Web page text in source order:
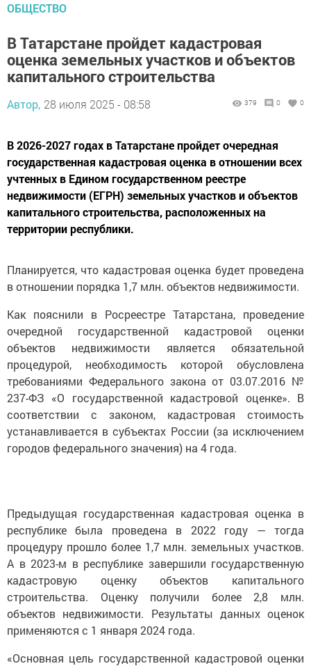
ОБЩЕСТВО
В Татарстане пройдет кадастровая
оценка земельных участков и объектов
капитального строительства
Автор, 28 июля 2025 - 08:58 379 0 0
В 2026-2027 годах в Татарстане пройдет очередная
государственная кадастровая оценка в отношении всех
учтенных в Едином государственном реестре
недвижимости (ЕГРН) земельных участков и объектов
капитального строительства, расположенных на
территории республики.
Планируется, что кадастровая оценка будет проведена
в отношении порядка 1,7 млн. объектов недвижимости.
Как пояснили в Росреестре Татарстана, проведение
очередной государственной кадастровой оценки
объектов недвижимости является обязательной
процедурой, необходимость которой обусловлена
требованиями Федерального закона от 03.07.2016 №
237-ФЗ «О государственной кадастровой оценке». В
соответствии с законом, кадастровая стоимость
устанавливается в субъектах России (за исключением
городов федерального значения) на 4 года.
Предыдущая государственная кадастровая оценка в
республике была проведена в 2022 году — тогда
процедуру прошло более 1,7 млн. земельных участков.
А в 2023-м в республике завершили государственную
кадастровую оценку объектов капитального
строительства. Оценку получили более 2,8 млн.
объектов недвижимости. Результаты данных оценок
применяются с 1 января 2024 года.
«Основная цель государственной кадастровой оценки